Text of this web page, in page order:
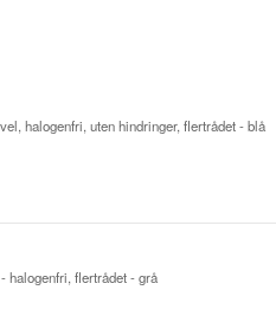
halogenfri, uten hindringer, flertrådet - blå
halogenfri, flertrådet - grå